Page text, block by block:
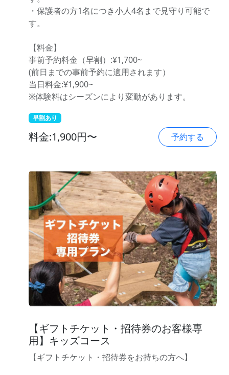
・保護者の方1名につき小人4名まで見守り可能で
す。
【料金】
事前予約料金（早割）:¥1,700~
(前日までの事前予約に適用されます）
当日料金:¥1,900~
※体験料はシーズンにより変動があります。
早割あり
料金:1,900円〜 予約する
【ギフトチケット・招待券のお客様専
用】キッズコース
【ギフトチケット・招待券をお持ちの方へ】